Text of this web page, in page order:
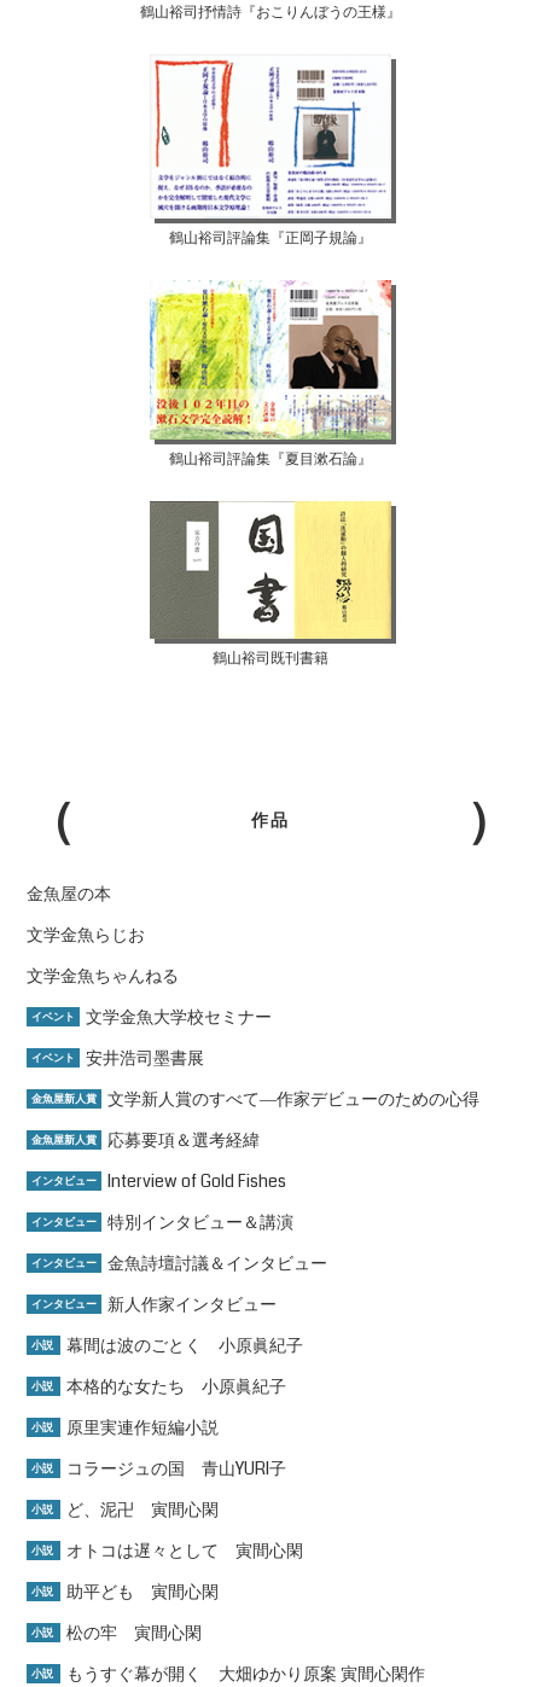
鶴山裕司抒情詩『おこりんぼうの王様』
鶴山裕司評論集『正岡子規論』
鶴山裕司評論集『夏目漱石論』
鶴山裕司既刊書籍
作品
金魚屋の本
文学金魚らじお
文学金魚ちゃんねる
イベント 文学金魚大学校セミナー
イベント 安井浩司墨書展
金魚屋新人賞 文学新人賞のすべて―作家デビューのための心得
金魚屋新人賞 応募要項＆選考経緯
インタビュー Interview of Gold Fishes
インタビュー 特別インタビュー＆講演
インタビュー 金魚詩壇討議＆インタビュー
インタビュー 新人作家インタビュー
小説 幕間は波のごとく 小原眞紀子
小説 本格的な女たち 小原眞紀子
小説 原里実連作短編小説
小説 コラージュの国 青山YURI子
小説 ど、泥卍 寅間心閑
小説 オトコは遅々として 寅間心閑
小説 助平ども 寅間心閑
小説 松の牢 寅間心閑
小説 もうすぐ幕が開く 大畑ゆかり原案 寅間心閑作